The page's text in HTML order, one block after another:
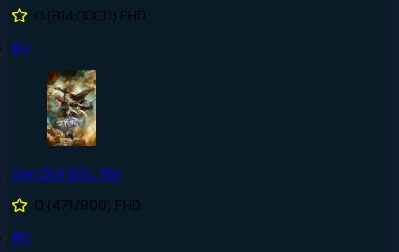
0 (814/1000) FHD
#4
Vạn Giới Độc Tôn
0 (471/800) FHD
#5